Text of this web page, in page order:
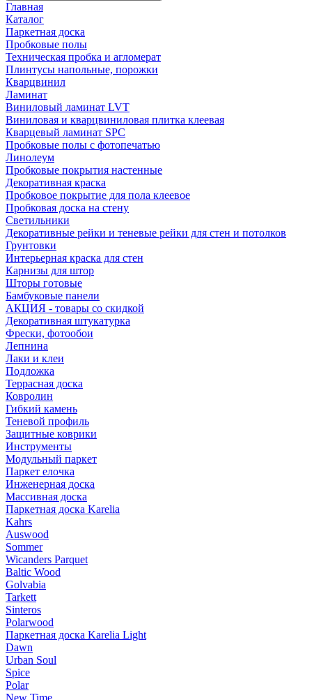
Главная
Каталог
Паркетная доска
Пробковые полы
Техническая пробка и агломерат
Плинтусы напольные, порожки
Кварцвинил
Ламинат
Виниловый ламинат LVT
Виниловая и кварцвиниловая плитка клеевая
Кварцевый ламинат SPC
Пробковые полы с фотопечатью
Линолеум
Пробковые покрытия настенные
Декоративная краска
Пробковое покрытие для пола клеевое
Пробковая доска на стену
Светильники
Декоративные рейки и теневые рейки для стен и потолков
Грунтовки
Интерьерная краска для стен
Карнизы для штор
Шторы готовые
Бамбуковые панели
АКЦИЯ - товары со скидкой
Декоративная штукатурка
Фрески, фотообои
Лепнина
Лаки и клеи
Подложка
Террасная доска
Ковролин
Гибкий камень
Теневой профиль
Защитные коврики
Инструменты
Модульный паркет
Паркет елочка
Инженерная доска
Массивная доска
Паркетная доска Karelia
Kahrs
Auswood
Sommer
Wicanders Parquet
Baltic Wood
Golvabia
Tarkett
Sinteros
Polarwood
Паркетная доска Karelia Light
Dawn
Urban Soul
Spice
Polar
New Time